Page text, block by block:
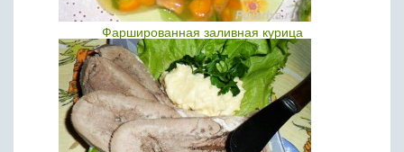
Фаршированная заливная курица